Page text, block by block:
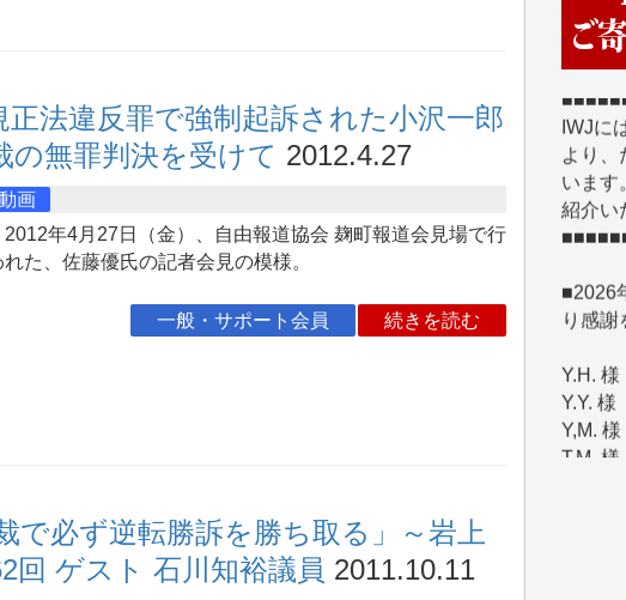
法違反罪で強制起訴された小沢一郎
の無罪判決を受けて 2012.4.27
画
年4月27日（金）、自由報道協会 麹町報道会見場で行
れた、佐藤優氏の記者会見の模様。
一般・サポート会員 続きを読む
で必ず逆転勝訴を勝ち取る」～岩上
回 ゲスト 石川知裕議員 2011.10.11
IWJに
いま
紹介い
■2026
Y.H. 様
Y.Y. 様
Y,M. 様
T.M. 様
マツモ
マシオ